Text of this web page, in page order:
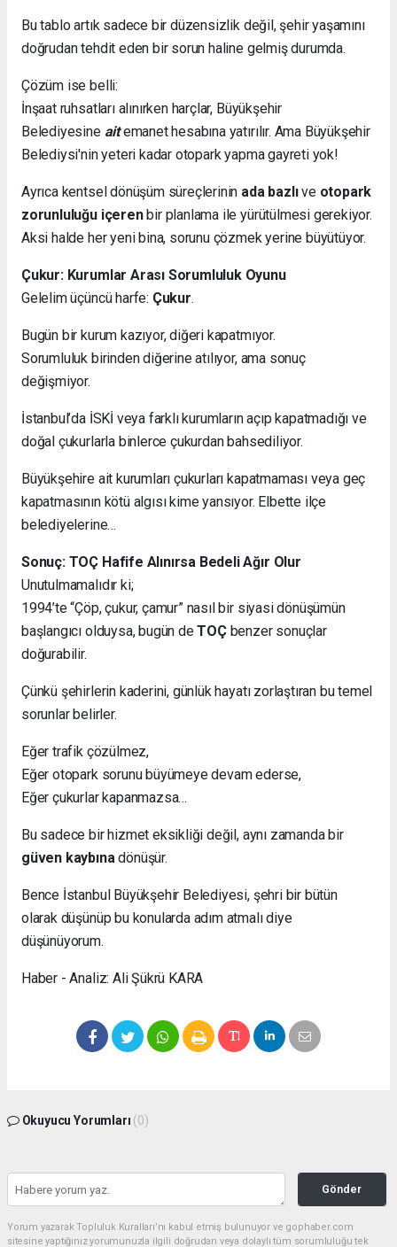
Bu tablo artık sadece bir düzensizlik değil, şehir yaşamını
doğrudan tehdit eden bir sorun haline gelmiş durumda.
Çözüm ise belli:
İnşaat ruhsatları alınırken harçlar, Büyükşehir
Belediyesine aitemanet hesabına yatırılır. Ama Büyükşehir
Belediysi'nin yeteri kadar otopark yapma gayreti yok!
Ayrıca kentsel dönüşüm süreçlerinin ada bazlıve otopark
zorunluluğu içerenbir planlama ile yürütülmesi gerekiyor.
Aksi halde her yeni bina, sorunu çözmek yerine büyütüyor.
Çukur: Kurumlar Arası Sorumluluk Oyunu
Gelelim üçüncü harfe: Çukur.
Bugün bir kurum kazıyor, diğeri kapatmıyor.
Sorumluluk birinden diğerine atılıyor, ama sonuç
değişmiyor.
İstanbul’da İSKİ veya farklı kurumların açıp kapatmadığı ve
doğal çukurlarla binlerce çukurdan bahsediliyor.
Büyükşehire ait kurumları çukurları kapatmaması veya geç
kapatmasının kötü algısı kime yansıyor. Elbette ilçe
belediyelerine…
Sonuç: TOÇ Hafife Alınırsa Bedeli Ağır Olur
Unutulmamalıdır ki;
1994’te “Çöp, çukur, çamur” nasıl bir siyasi dönüşümün
başlangıcı olduysa, bugün deTOÇbenzer sonuçlar
doğurabilir.
Çünkü şehirlerin kaderini, günlük hayatı zorlaştıran bu temel
sorunlar belirler.
Eğer trafik çözülmez,
Eğer otopark sorunu büyümeye devam ederse,
Eğer çukurlar kapanmazsa…
Bu sadece bir hizmet eksikliği değil, aynı zamanda bir
güven kaybına dönüşür.
Bence İstanbul Büyükşehir Belediyesi, şehri bir bütün
olarak düşünüp bu konularda adım atmalı diye
düşünüyorum.
Haber - Analiz: Ali Şükrü KARA
Okuyucu Yorumları (0)
Gönder
Yorum yazarak Topluluk Kuralları’nı kabul etmiş bulunuyor ve gophaber.com
sitesine yaptığınız yorumunuzla ilgili doğrudan veya dolaylı tüm sorumluluğu tek